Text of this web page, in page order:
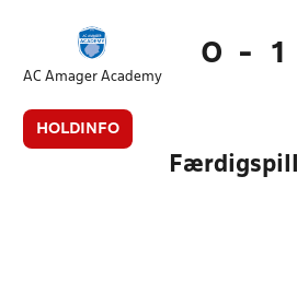
AC Amager Academy
HOLDINFO
0 - 1